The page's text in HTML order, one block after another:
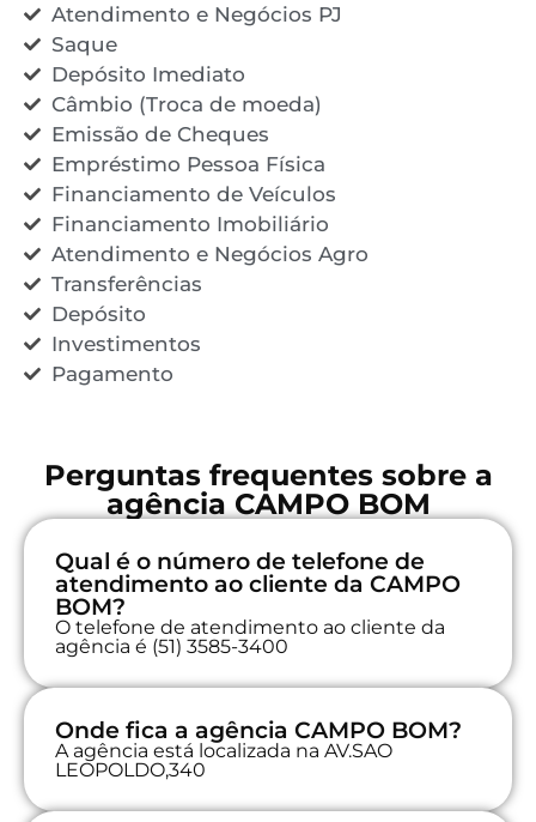
Atendimento e Negócios PJ
Saque
Depósito Imediato
Câmbio (Troca de moeda)
Emissão de Cheques
Empréstimo Pessoa Física
Financiamento de Veículos
Financiamento Imobiliário
Atendimento e Negócios Agro
Transferências
Depósito
Investimentos
Pagamento
Perguntas frequentes sobre a
agência CAMPO BOM
Qual é o número de telefone de
atendimento ao cliente da CAMPO
BOM?
O telefone de atendimento ao cliente da
agência é (51) 3585-3400
Onde fica a agência CAMPO BOM?
A agência está localizada na AV.SAO
LEOPOLDO,340